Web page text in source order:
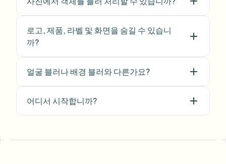
LT
"
saves legal review time."
MC Michael Chen
Marketing Director
로고, 제품, 라벨 및 화면을 숨길 수 있습니
까?
얼굴 블러나 배경 블러와 다른가요?
어디서 시작합니까?